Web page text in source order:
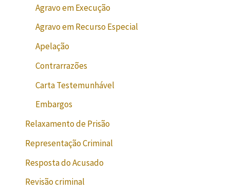
Agravo em Execução
Agravo em Recurso Especial
Apelação
Contrarrazões
Carta Testemunhável
Embargos
Relaxamento de Prisão
Representação Criminal
Resposta do Acusado
Revisão criminal